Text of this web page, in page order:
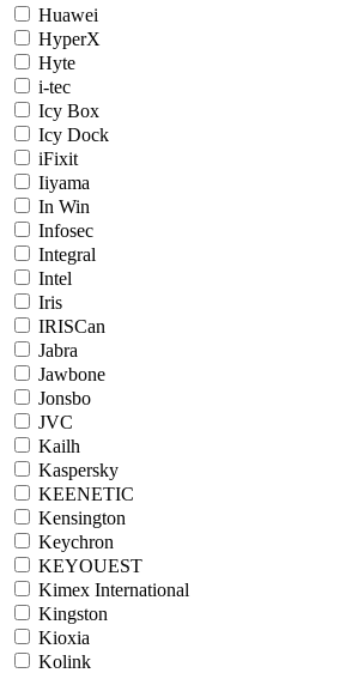
Huawei
HyperX
Hyte
i-tec
Icy Box
Icy Dock
iFixit
Iiyama
In Win
Infosec
Integral
Intel
Iris
IRISCan
Jabra
Jawbone
Jonsbo
JVC
Kailh
Kaspersky
KEENETIC
Kensington
Keychron
KEYOUEST
Kimex International
Kingston
Kioxia
Kolink